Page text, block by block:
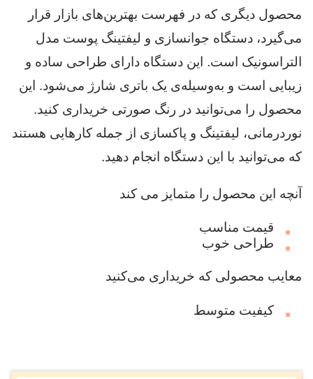
محصول دیگری که در فهرست بهترین‌های بازار قرار
می‌گیرد، دستگاه جوانسازی و لیفتینگ پوست مدل
التراسونیک است. این دستگاه دارای طراحی ساده و
زیبایی است و به‌وسیله‌ی یک باتری شارژ می‌شود. این
محصول را می‌توانید در رنگ صورتی خریداری کنید.
نوردرمانی، لیفتینگ و پاکسازی از جمله کارهایی هستند
که می‌توانید با این دستگاه انجام دهید.
آنچه این محصول را متمایز می کند
قیمت مناسب
طراحی خوب
معایب محصولی که خریداری می‌کنید
کیفیت متوسط